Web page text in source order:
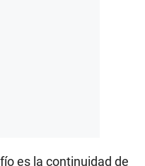
es la continuidad de